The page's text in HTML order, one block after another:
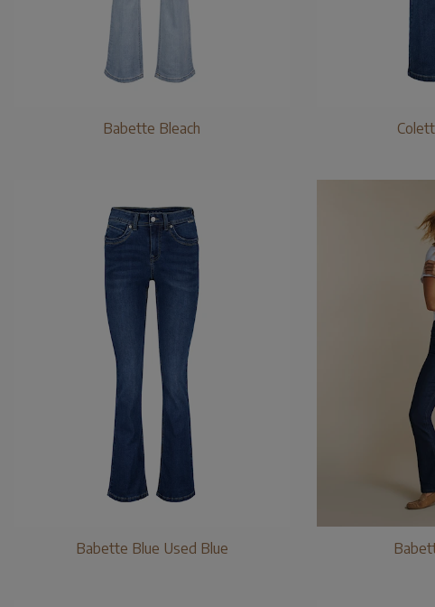
Babette Bleach
Babette Blue Used Blue